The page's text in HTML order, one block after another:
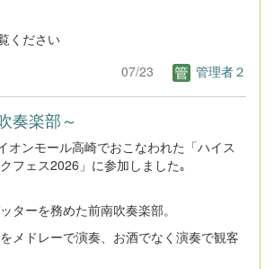
ください
07/23
管理者２
奏楽部～
オンモール高崎でおこなわれた「ハイス
フェス2026」に参加しました｡
ターを務めた前南吹奏楽部。
メドレーで演奏、お酒でなく演奏で観客